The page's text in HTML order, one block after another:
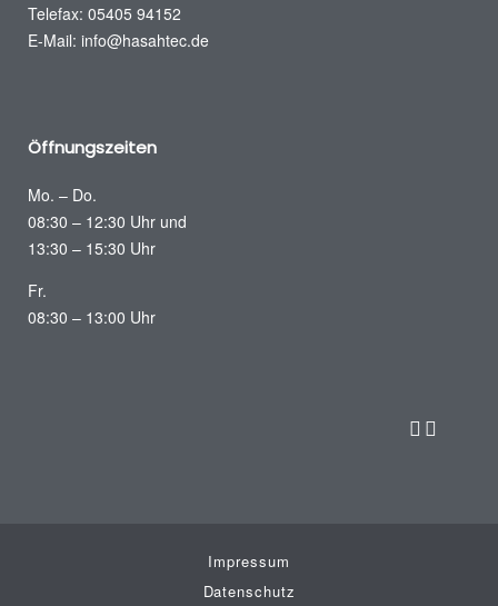
Telefax: 05405 94152
E-Mail: info@hasahtec.de
Öffnungszeiten
Mo. – Do.
08:30 – 12:30 Uhr und
13:30 – 15:30 Uhr
Fr.
08:30 – 13:00 Uhr
Impressum
Datenschutz